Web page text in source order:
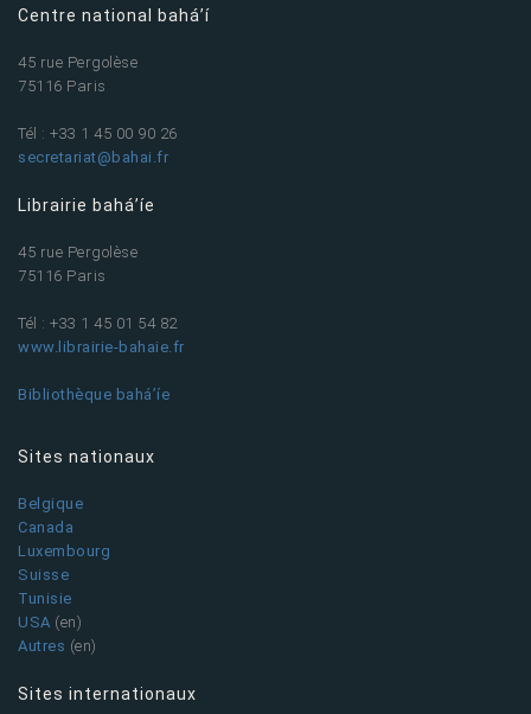
Centre national bahá’í
45 rue Pergolèse
75116 Paris
Tél : +33 1 45 00 90 26
secretariat@bahai.fr
Librairie bahá’íe
45 rue Pergolèse
75116 Paris
Tél : +33 1 45 01 54 82
www.librairie-bahaie.fr
Bibliothèque bahá’íe
Sites nationaux
Belgique
Canada
Luxembourg
Suisse
Tunisie
USA (en)
Autres (en)
Sites internationaux